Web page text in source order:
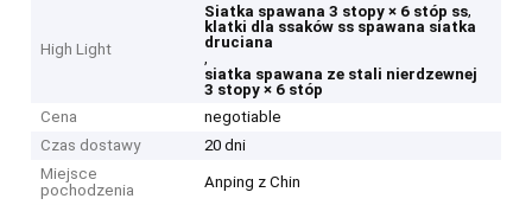
High Light
Siatka spawana 3 stopy × 6 stóp ss,
klatki dla ssaków ss spawana siatka
druciana
,
siatka spawana ze stali nierdzewnej
3 stopy × 6 stóp
Cena
negotiable
Czas dostawy
20 dni
Miejsce
pochodzenia
Anping z Chin